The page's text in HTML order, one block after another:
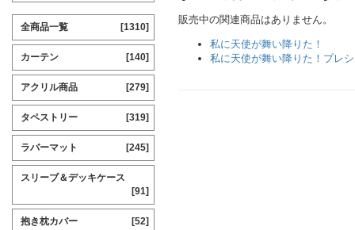
販売中の関連商品はありません。
私に天使が舞い降りた！
私に天使が舞い降りた！プレ
全商品一覧 [1310]
カーテン [140]
アクリル商品 [279]
タペストリー [319]
ラバーマット [245]
スリーブ＆デッキケース
[91]
抱き枕カバー [52]